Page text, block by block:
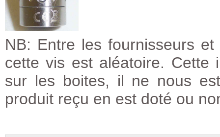
NB: Entre les fournisseurs
cette vis est aléatoire. Cette
sur les boites, il ne nous
produit reçu en est doté ou